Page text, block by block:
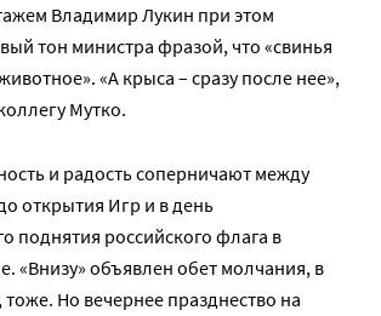
Владимир Лукин при этом
тон министра фразой, что «свинья
«А крыса – сразу после нее»,
Мутко.
и радость соперничают между
открытия Игр и в день
поднятия российского флага в
«Внизу» объявлен обет молчания, в
тоже. Но вечернее празднество на